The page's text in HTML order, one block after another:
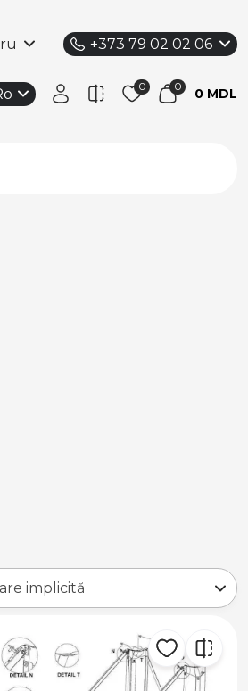
+373 79 02 02 06
0 MDL